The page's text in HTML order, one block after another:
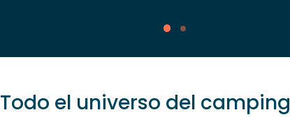
Todo el universo del camping